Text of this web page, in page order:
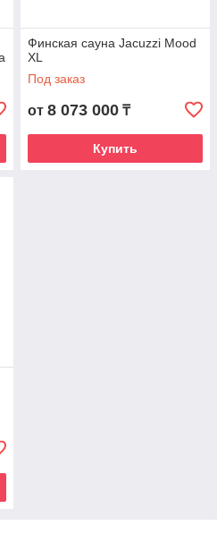
Финская сауна Jacuzzi Mood
ХL
Под заказ
от 8 073 000 ₸
Купить